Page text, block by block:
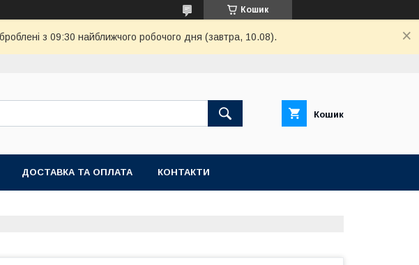
Кошик
з 09:30 найближчого робочого дня (завтра, 10.08).
Кошик
ДОСТАВКА ТА ОПЛАТА КОНТАКТИ